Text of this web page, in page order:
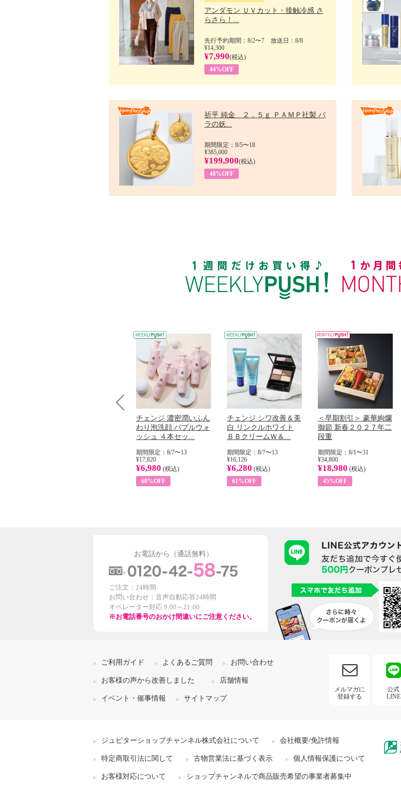
アンダモン ＵＶカット・接触冷感 さ
らさら！...
先行予約期間：8/2〜7 放送日：8/8
¥14,300
¥7,990(税込)
44%OFF
祈平 純金 ２．５ｇ ＰＡＭＰ社製 バ
ラの妖...
期間限定：8/5〜18
¥385,000
¥199,900(税込)
48%OFF
チェンジ 濃密潤いふん
わり泡洗顔 バブルウォ
ッシュ ４本セッ...
期間限定：8/7〜13
¥17,820
¥6,980 (税込)
60%OFF
チェンジ シワ改善＆美
白 リンクルホワイト
ＢＢクリームＷ＆...
期間限定：8/7〜13
¥16,126
¥6,280 (税込)
61%OFF
＜早期割引＞ 豪華絢爛
御節 新春２０２７年二
段重
期間限定：8/1〜31
¥34,800
¥18,980 (税込)
45%OFF
お電話から（通話無料）
ご注文：24時間
お問い合わせ：音声自動応答24時間
オペレーター対応 9:00～21:00
※お電話番号のおかけ間違いにご注意ください。
ご利用ガイド よくあるご質問 お問い合わせ
お客様の声から改善しました 店舗情報
イベント・催事情報 サイトマップ
メルマガに
登録する
公式
LINE
ジュピターショップチャンネル株式会社について 会社概要/免許情報
特定商取引法に関して 古物営業法に基づく表示 個人情報保護について
お客様対応について ショップチャンネルで商品販売希望の事業者募集中